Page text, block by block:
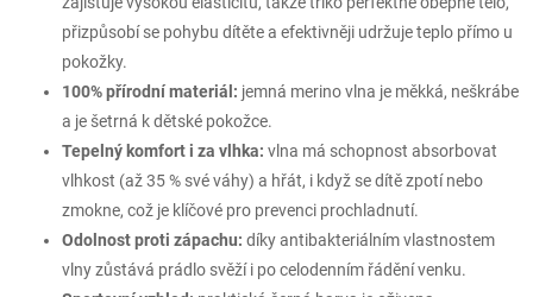
přizpůsobí se pohybu dítěte a efektivněji udržuje teplo přímo u
pokožky.
100% přírodní materiál: jemná merino vlna je měkká, neškrábe
a je šetrná k dětské pokožce.
Tepelný komfort i za vlhka: vlna má schopnost absorbovat
vlhkost (až 35 % své váhy) a hřát, i když se dítě zpotí nebo
zmokne, což je klíčové pro prevenci prochladnutí.
Odolnost proti zápachu: díky antibakteriálním vlastnostem
vlny zůstává prádlo svěží i po celodenním řádění venku.